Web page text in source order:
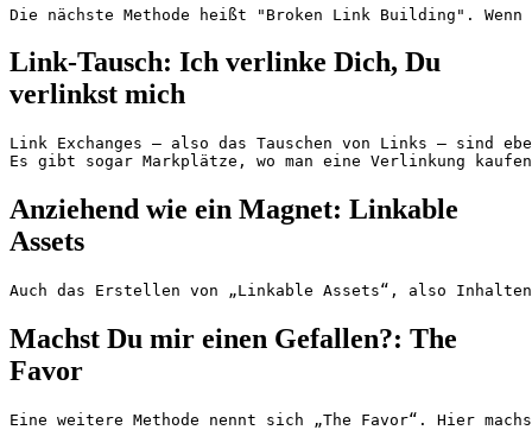
Die nächste Methode heißt "Broken Link Building".
Link-Tausch: Ich verlinke Dich, Du
verlinkst mich
Link Exchanges – also das Tauschen von Links – sind
Es gibt sogar Markplätze, wo man eine Verlinkung
Anziehend wie ein Magnet: Linkable
Assets
Auch das Erstellen von „Linkable Assets“, also
Machst Du mir einen Gefallen?: The
Favor
Eine weitere Methode nennt sich „The Favor“. Hier